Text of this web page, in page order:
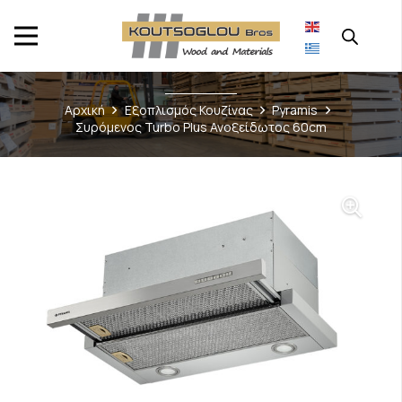
Αρχική Εξοπλισμός Κουζίνας
Pyramis
Συρόμενος Turbo Plus Ανοξείδωτος 60cm